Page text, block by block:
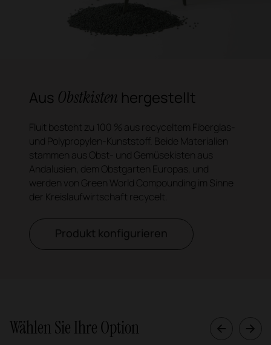
Aus Obstkisten hergestellt
Fluit besteht zu 100 % aus recyceltem Fiberglas-
und Polypropylen-Kunststoff. Beide Materialien
stammen aus Obst- und Gemüsekisten aus
Andalusien, dem Obstgarten Europas, und
werden von Green World Compounding im Sinne
der Kreislaufwirtschaft recycelt.
Produkt konfigurieren
Wählen Sie Ihre Option